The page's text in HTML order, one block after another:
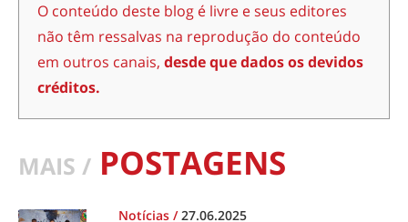
O conteúdo deste blog é livre e seus editores
não têm ressalvas na reprodução do conteúdo
em outros canais, desde que dados os devidos
créditos.
MAIS / POSTAGENS
Notícias /27.06.2025